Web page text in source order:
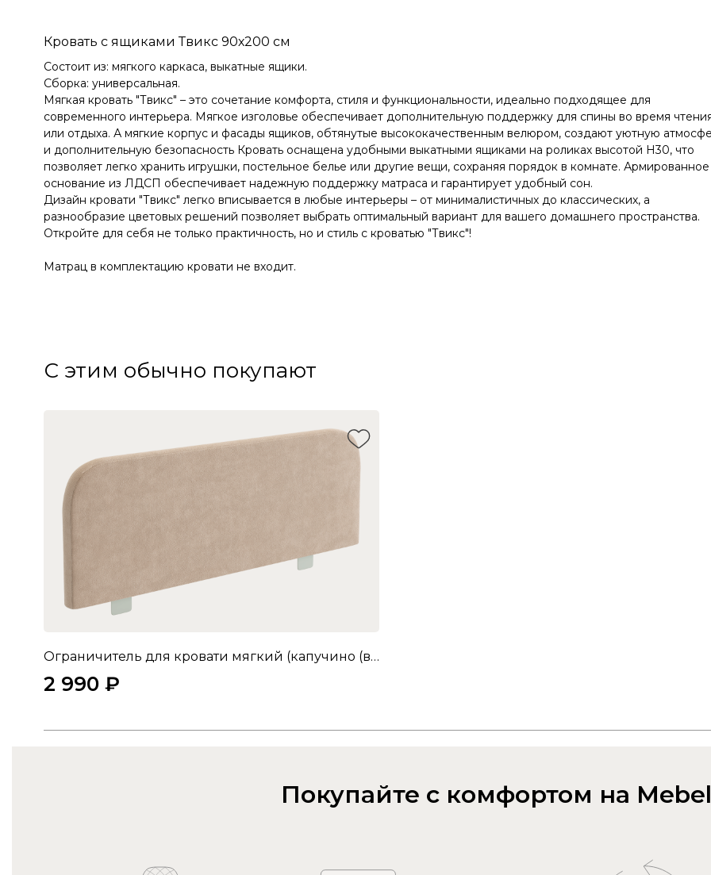
Кровать с ящиками Твикс 90х200 см
Состоит из: мягкого каркаса, выкатные ящики.
Сборка: универсальная.
Мягкая кровать "Твикс" – это сочетание комфорта, стиля и функциональности, идеально подходящее для
современного интерьера. Мягкое изголовье обеспечивает дополнительную поддержку для спины во время
или отдыха. А мягкие корпус и фасады ящиков, обтянутые высококачественным велюром, создают уютную
и дополнительную безопасность Кровать оснащена удобными выкатными ящиками на роликах высотой Н30, что
позволяет легко хранить игрушки, постельное белье или другие вещи, сохраняя порядок в комнате. Армированное
основание из ЛДСП обеспечивает надежную поддержку матраса и гарантирует удобный сон.
Дизайн кровати "Твикс" легко вписывается в любые интерьеры – от минималистичных до классических, а
разнообразие цветовых решений позволяет выбрать оптимальный вариант для вашего домашнего пространства.
Откройте для себя не только практичность, но и стиль с кроватью "Твикс"!
Матрац в комплектацию кровати не входит.
С этим обычно покупают
Ограничитель для кровати мягкий (капучино (велюр))
2 990 ₽
Покупайте с комфортом на